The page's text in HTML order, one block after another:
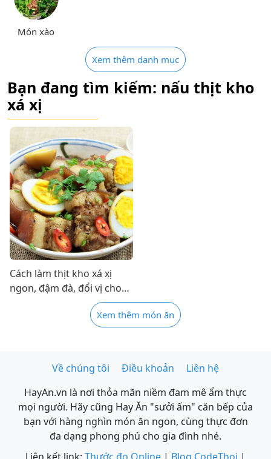
Món xào
Xem thêm danh mục
Bạn đang tìm kiếm: nấu thịt kho
xá xị
Cách làm thịt kho xá xị
ngon, đậm đà, đổi vị cho
Xem thêm món ăn
Về chúng tôi Điều khoản
Liên hệ
HayAn.vn là nơi thỏa mãn niềm đam mê ẩm thực
mọi người. Hãy cũng Hay Ăn "sưởi ấm" căn bếp của
bạn với hàng nghìn món ăn ngon, cùng thực đơn
đa dạng phong phú cho gia đình nhé.